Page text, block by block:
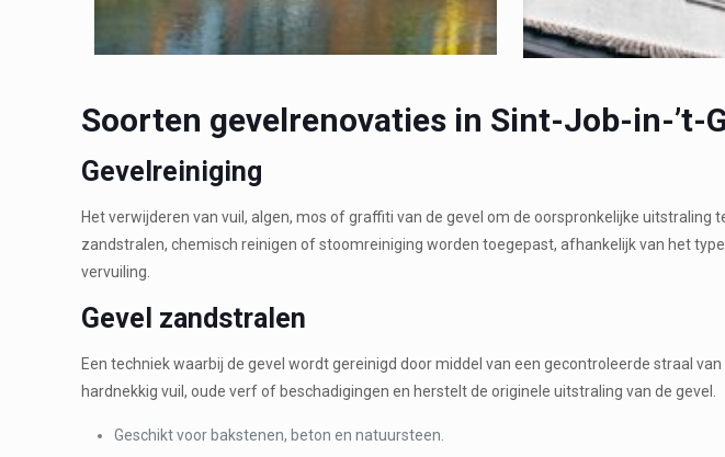
Soorten gevelrenovaties in Sint-Job-in-’t-
Gevelreiniging
Het verwijderen van vuil, algen, mos of graffiti van de gevel om de oorspronkelijke uitstraling
zandstralen, chemisch reinigen of stoomreiniging worden toegepast, afhankelijk van het
vervuiling.
Gevel zandstralen
Een techniek waarbij de gevel wordt gereinigd door middel van een gecontroleerde straal
hardnekkig vuil, oude verf of beschadigingen en herstelt de originele uitstraling van de gevel.
Geschikt voor bakstenen, beton en natuursteen.